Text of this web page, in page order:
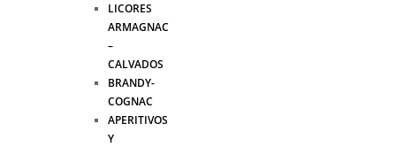
LICORES
ARMAGNAC
–
CALVADOS
BRANDY-
COGNAC
APERITIVOS
Y